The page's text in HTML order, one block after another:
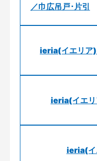
／巾広吊戸･片引
ieria(イエリア)
ieria(イエリ
ieria(イ